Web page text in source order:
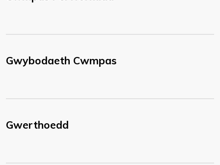
Gwybodaeth Cwmpas
Gwerthoedd